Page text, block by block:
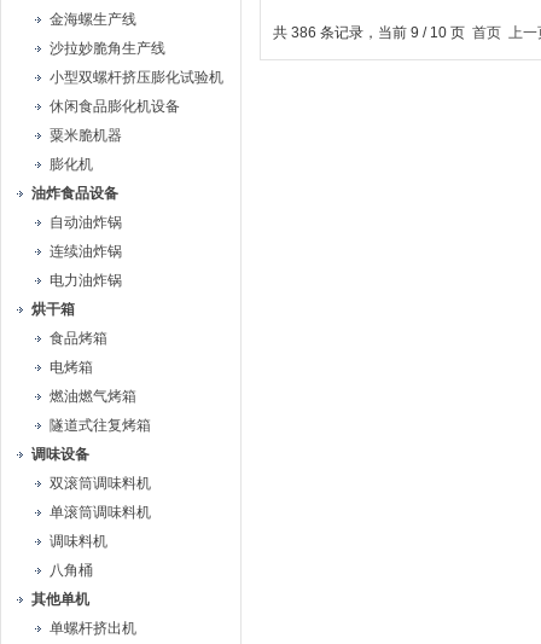
金海螺生产线
沙拉妙脆角生产线
小型双螺杆挤压膨化试验机
休闲食品膨化机设备
粟米脆机器
膨化机
油炸食品设备
自动油炸锅
连续油炸锅
电力油炸锅
烘干箱
食品烤箱
电烤箱
燃油燃气烤箱
隧道式往复烤箱
调味设备
双滚筒调味料机
单滚筒调味料机
调味料机
八角桶
其他单机
单螺杆挤出机
共 386 条记录，当前 9 / 10 页 首页 上一